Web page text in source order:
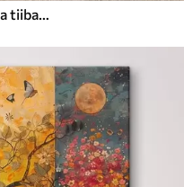
Kaks suurt halli, pikkade kaelade ja tiibadega kraanat, mis seisavad puudest ümbritsetud udujärves